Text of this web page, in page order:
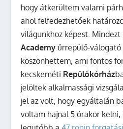
hogy átkerültem valami
ahol felfedezhetőek
világunkhoz képest.
Academy űrrepülő-
köszönhettem, ami fontos
kecskeméti Repülőkórház
jelöltek alkalmassági
jel az volt, hogy egyáltalán
voltam hajnal 5 órakor